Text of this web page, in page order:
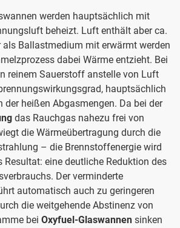
werden hauptsächlich mit
beheizt. Luft enthält aber ca.
als Ballastmedium mit erwärmt werden
dabei Wärme entzieht. Bei
reinem Sauerstoff anstelle von Luft
hauptsächlich
der heißen Abgasmengen. Da bei der
das Rauchgas nahezu frei von
die Wärmeübertragung durch die
– die Brennstoffenergie wird
Resultat: eine deutliche Reduktion des
Der verminderte
automatisch auch zu geringeren
die weitgehende Abstinenz von
bei Oxyfuel-Glaswannen sinken